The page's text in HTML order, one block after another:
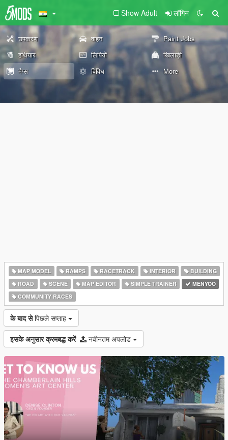
Show Adult लॉगिन
उपकरण वाहन
Paint Jobs
हथियार
लिपियों
खिलाड़ी
मैप्स
विविध More
MAP MODEL RAMPS RACETRACK INTERIOR
BUILDING
ROAD
SCENE MAP EDITOR SIMPLE TRAINER
MENYOO
COMMUNITY RACES
के बाद से पिछले सप्ताह
इसके अनुसार क्रमबद्ध करें नवीनतम अपलोड